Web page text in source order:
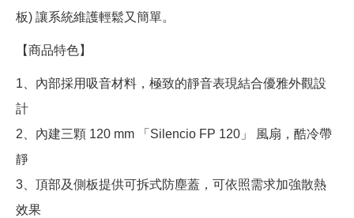
板) 讓系統維護輕鬆又簡單。
【商品特色】
1、內部採用吸音材料，極致的靜音表現結合優雅外觀設
計
2、內建三顆 120 mm 「Silencio FP 120」 風扇，酷冷帶
靜
3、頂部及側板提供可拆式防塵蓋，可依照需求加強散熱
效果